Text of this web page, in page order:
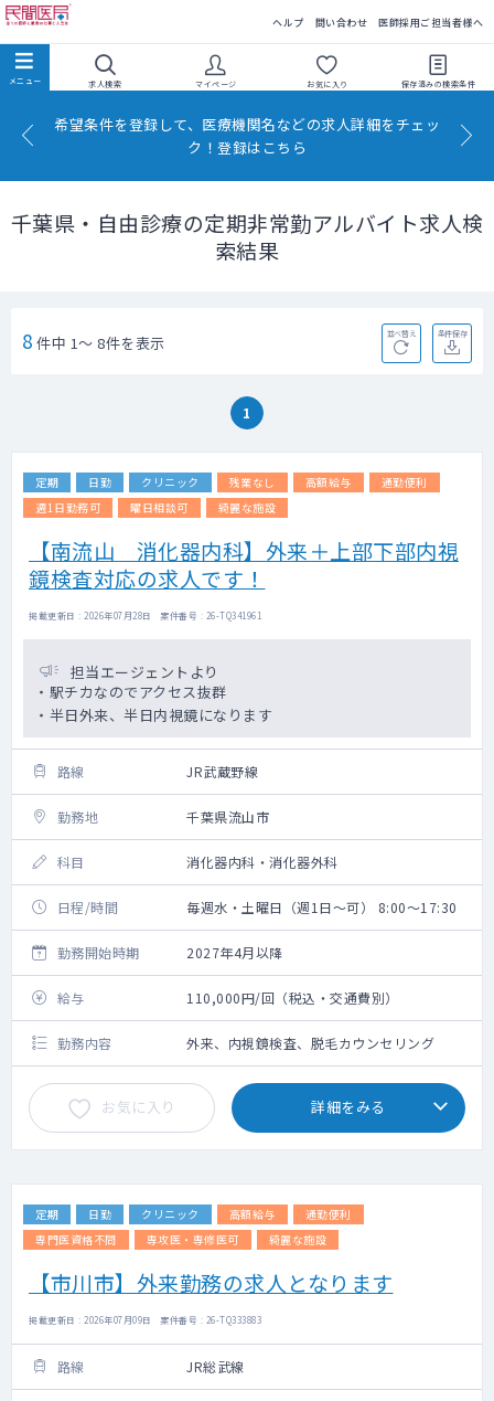
ヘルプ 問い合わせ 医師採用ご担当者様へ
求人検索 マイページ お気に入り 保存済みの検索条件
希望条件を登録して、医療機関名などの求人詳細をチェッ
ク！登録はこちら
千葉県・自由診療の定期非常勤アルバイト求人検
索結果
8 件中 1～ 8件を表示 並べ替え 条件保存
1
定期 日勤 クリニック 残業なし 高額給与
通勤便利
週1日勤務可
曜日相談可 綺麗な施設
【南流山 消化器内科】外来＋上部下部内視
鏡検査対応の求人です！
掲載更新日 : 2026年07月28日 案件番号 : 26-TQ341961
担当エージェントより
・駅チカなのでアクセス抜群
・半日外来、半日内視鏡になります
路線 JR武蔵野線
勤務地 千葉県流山市
科目 消化器内科・消化器外科
日程/時間 毎週水・土曜日（週1日～可） 8:00～17:30
勤務開始時期 2027年4月以降
給与 110,000円/回（税込・交通費別）
勤務内容 外来、内視鏡検査、脱毛カウンセリング
お気に入り 詳細をみる
定期 日勤 クリニック 高額給与
通勤便利
専門医資格不問
専攻医・専修医可 綺麗な施設
【市川市】外来勤務の求人となります
掲載更新日 : 2026年07月09日 案件番号 : 26-TQ333883
路線 JR総武線